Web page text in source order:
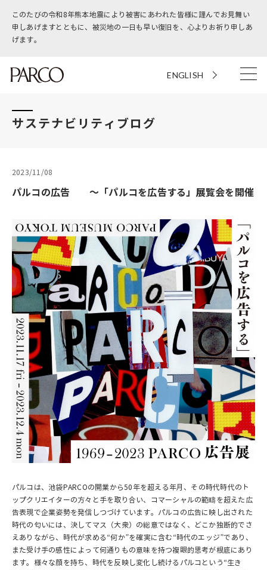
このたびの令和8年熊本地震により被害にあわれた皆様に謹んでお見舞い
申しあげますとともに、被災地の一日も早い復旧を、心よりお祈り申しあ
げます。
ENGLISH
サステナビリティブログ
2023/11/08
パルコの広告 ～「パルコを広告する」展覧会を開催
パルコは、池袋PARCOの開業から50年を超える年月、その時代時代のト
ップクリエイターの方々と手を取り合い、コマーシャルの範疇を超えた広
告表現で企業姿勢を発信しつづけています。パルコの広告に映し出された
時代の匂いには、決してマス（大衆）の総意ではなく、どこか独断的でさ
えありながら、時代が求める“何か”を確実に含む“時代のエッジ”であり、
また受け手の感性によって何通りもの意味を持つ複眼的思考が根底にあり
ます。様々な顔を持ち、時代を反映し変化し続けるパルコという“生き